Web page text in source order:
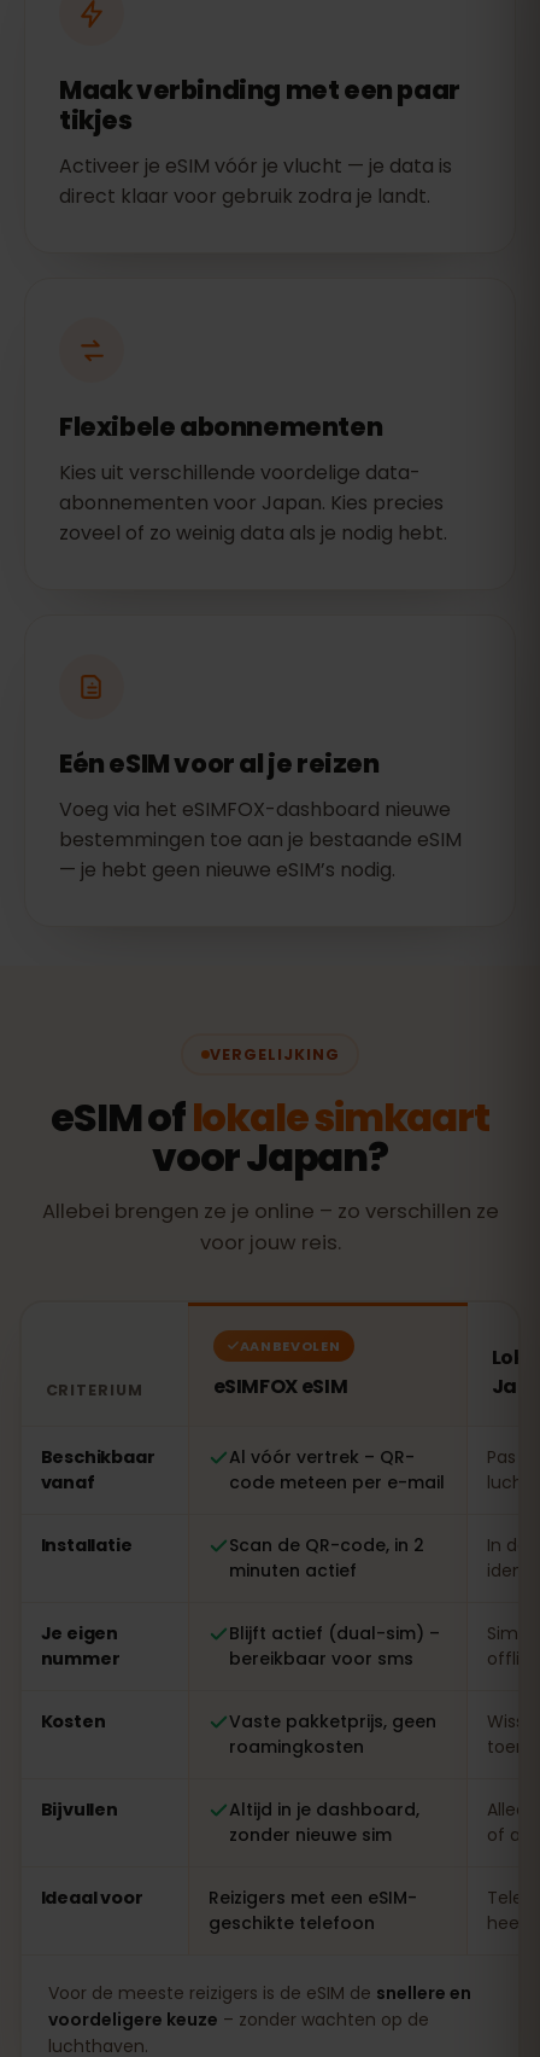
Maak verbinding met een paar
tikjes
Activeer je eSIM vóór je vlucht — je data is
direct klaar voor gebruik zodra je landt.
Flexibele abonnementen
Kies uit verschillende voordelige data-
abonnementen voor Japan. Kies precies
zoveel of zo weinig data als je nodig hebt.
Eén eSIM voor al je reizen
Voeg via het eSIMFOX-dashboard nieuwe
bestemmingen toe aan je bestaande eSIM
— je hebt geen nieuwe eSIM’s nodig.
VERGELIJKING
eSIM oflokale simkaart
voor Japan?
Allebei brengen ze je online – zo verschillen ze
voor jouw reis.
CRITERIUM
AANBEVOLEN
eSIMFOX eSIM
Beschikbaar
vanaf
Al vóór vertrek – QR-
code meteen per e-mail
Pas
Installatie
Scan de QR-code, in 2
minuten actief
In de
Je eigen
nummer
Blijft actief (dual-sim) –
bereikbaar voor sms
offline
Kosten
Vaste pakketprijs, geen
roamingkosten
Bijvullen
Altijd in je dashboard,
zonder nieuwe sim
of
Ideaal voor
Reizigers met een eSIM-
geschikte telefoon
heel
Voor de meeste reizigers is de eSIM de snellere en
voordeligere keuze – zonder wachten op de
luchthaven.